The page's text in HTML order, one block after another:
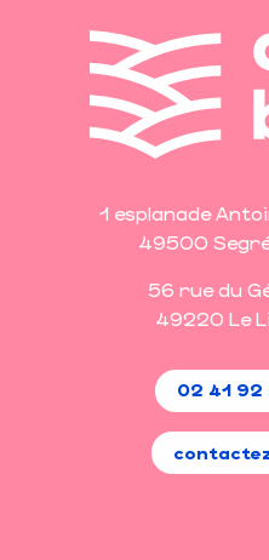
1 esplanade
49500
56 rue du
49220 Le
02 41 92